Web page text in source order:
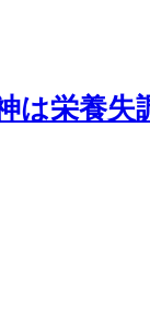
は栄養失